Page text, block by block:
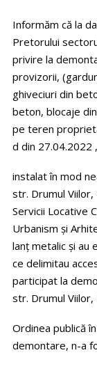
Informăm că la
Pretorului
privire la
provizorii,
ghiveciuri din
beton, blocaje
pe teren
d din 27.04.2022
instalat în mod
str. Drumul
Servicii Locative
Urbanism și
lanț metalic și au
ce delimitau
participat la
str. Drumul Viilor,
Ordinea publică
demontare, n-a